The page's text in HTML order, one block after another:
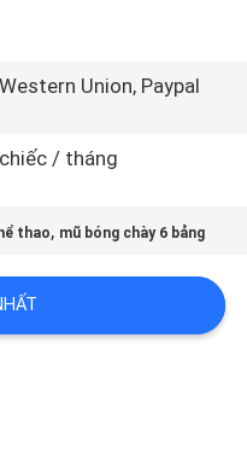
Union, Paypal
/ tháng
thao, mũ bóng chày 6 bảng